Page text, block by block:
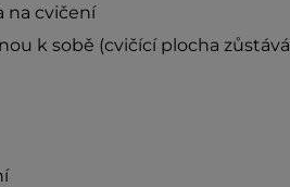
na cvičení
k sobě (cvičící plocha